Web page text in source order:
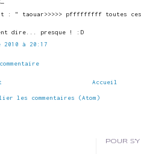
: " taouar>>>>> pfffffffff toutes
dire... presque ! :D
2010 à 20:17
Accueil
les commentaires (Atom)
POUR